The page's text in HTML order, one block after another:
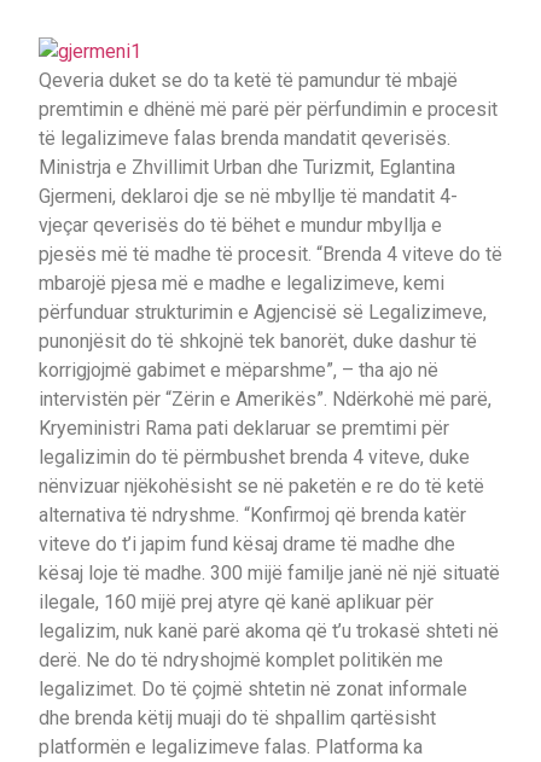
Qeveria duket se do ta ketë të pamundur të mbajë
premtimin e dhënë më parë për përfundimin e procesit
të legalizimeve falas brenda mandatit qeverisës.
Ministrja e Zhvillimit Urban dhe Turizmit, Eglantina
Gjermeni, deklaroi dje se në mbyllje të mandatit 4-
vjeçar qeverisës do të bëhet e mundur mbyllja e
pjesës më të madhe të procesit. “Brenda 4 viteve do të
mbarojë pjesa më e madhe e legalizimeve, kemi
përfunduar strukturimin e Agjencisë së Legalizimeve,
punonjësit do të shkojnë tek banorët, duke dashur të
korrigjojmë gabimet e mëparshme”, – tha ajo në
intervistën për “Zërin e Amerikës”. Ndërkohë më parë,
Kryeministri Rama pati deklaruar se premtimi për
legalizimin do të përmbushet brenda 4 viteve, duke
nënvizuar njëkohësisht se në paketën e re do të ketë
alternativa të ndryshme. “Konfirmoj që brenda katër
viteve do t’i japim fund kësaj drame të madhe dhe
kësaj loje të madhe. 300 mijë familje janë në një situatë
ilegale, 160 mijë prej atyre që kanë aplikuar për
legalizim, nuk kanë parë akoma që t’u trokasë shteti në
derë. Ne do të ndryshojmë komplet politikën me
legalizimet. Do të çojmë shtetin në zonat informale
dhe brenda këtij muaji do të shpallim qartësisht
platformën e legalizimeve falas. Platforma ka